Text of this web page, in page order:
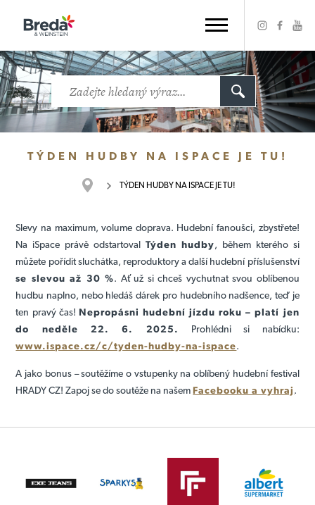
TÝDEN HUDBY NA ISPACE JE TU!
TÝDEN HUDBY NA ISPACE JE TU!
Slevy na maximum, volume doprava. Hudební fanoušci, zbystřete!
Na iSpace právě odstartoval Týden hudby, během kterého si
můžete pořídit sluchátka, reproduktory a další hudební příslušenství
se slevou až 30 %. Ať už si chceš vychutnat svou oblíbenou
hudbu naplno, nebo hledáš dárek pro hudebního nadšence, teď je
ten pravý čas! Nepropásni hudební jízdu roku – platí jen
do neděle 22. 6. 2025. Prohlédni si nabídku:
www.ispace.cz/c/tyden-hudby-na-ispace.
A jako bonus – soutěžíme o vstupenky na oblíbený hudební festival
HRADY CZ! Zapoj se do soutěže na našem Facebooku a vyhraj.